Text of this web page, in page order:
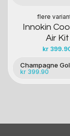
flere
Innokin
Air Kit
kr
Champagne
kr 399.90